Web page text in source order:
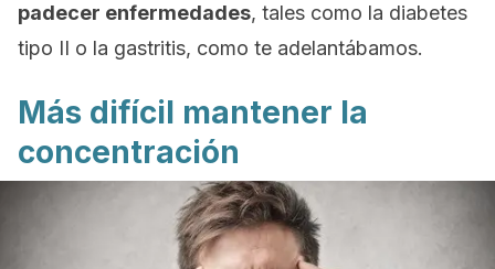
padecer enfermedades, tales como la diabetes
tipo II o la gastritis, como te adelantábamos.
Más difícil mantener la
concentración